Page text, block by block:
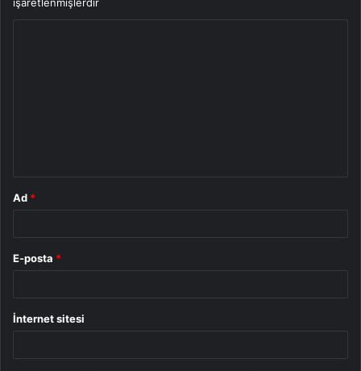
Ad *
E-posta *
İnternet sitesi